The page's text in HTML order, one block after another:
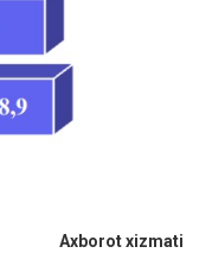
Axborot xizmati